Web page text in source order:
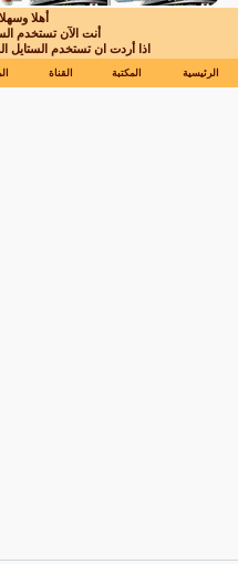
أهلا
أنت الآن تستخدم
اذا أردت ان تستخدم الستايل
الرئيسية المكتبة القناة